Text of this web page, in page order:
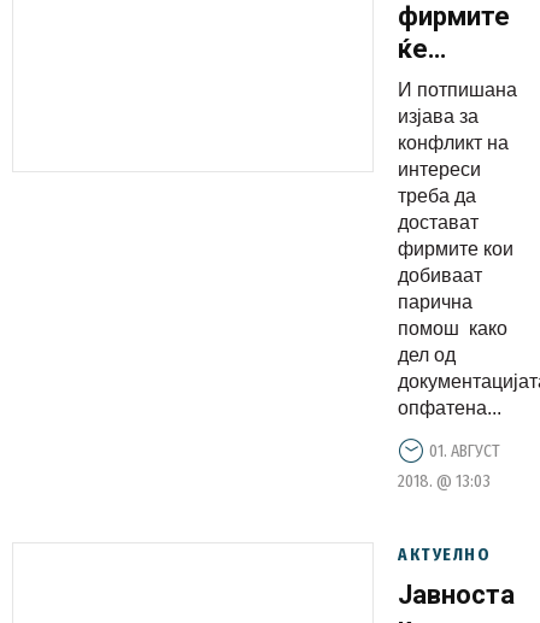
фирмите
ќе
дека не
се на
И потпишана
изјава за
конфликт на
интереси
треба да
достават
фирмите кои
добиваат
парична
помош како
дел од
опфатена...
01. АВГУСТ
2018. @ 13:03
АКТУЕЛНО
Јавноста